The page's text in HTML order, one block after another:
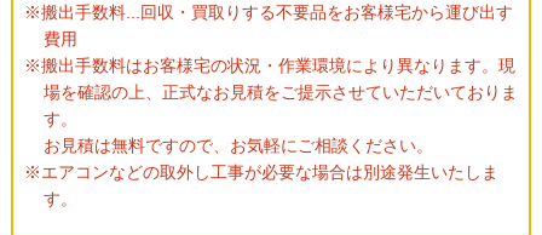
※搬出手数料...回収・買取りする不要品をお客様宅から運び出す
費用
※搬出手数料はお客様宅の状況・作業環境により異なります。現
場を確認の上、正式なお見積をご提示させていただいておりま
す。
お見積は無料ですので、お気軽にご相談ください。
※エアコンなどの取外し工事が必要な場合は別途発生いたしま
す。